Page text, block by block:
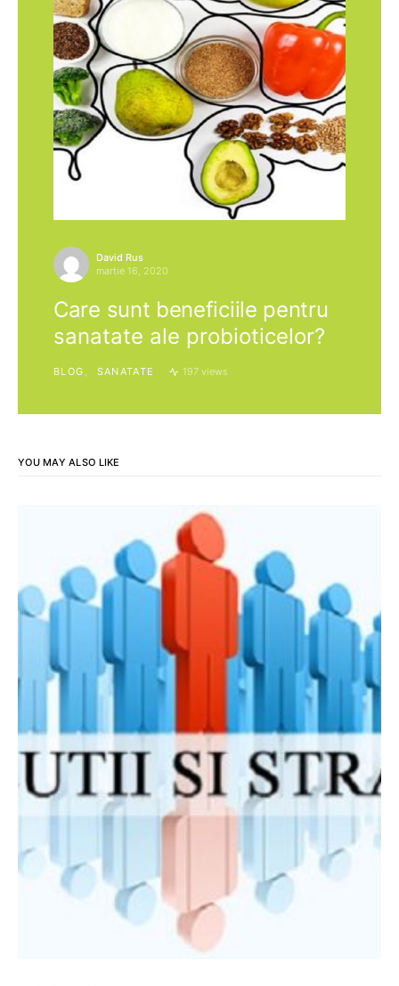
David Rus
martie 16, 2020
Care sunt beneficiile pentru
sanatate ale probioticelor?
BLOG SANATATE 197 views
YOU MAY ALSO LIKE